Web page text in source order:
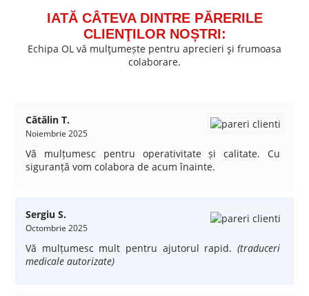
IATĂ CÂTEVA DINTRE PĂRERILE
CLIENŢILOR NOȘTRI:
Echipa OL vă mulţumește pentru aprecieri şi frumoasa
colaborare.
Cătălin T.
Noiembrie 2025
Vă mulțumesc pentru operativitate și calitate. Cu
siguranță vom colabora de acum înainte.
Sergiu S.
Octombrie 2025
Vă mulțumesc mult pentru ajutorul rapid.(traduceri
medicale autorizate)